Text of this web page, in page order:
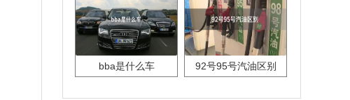
bba是什么车 92号95号汽油区别